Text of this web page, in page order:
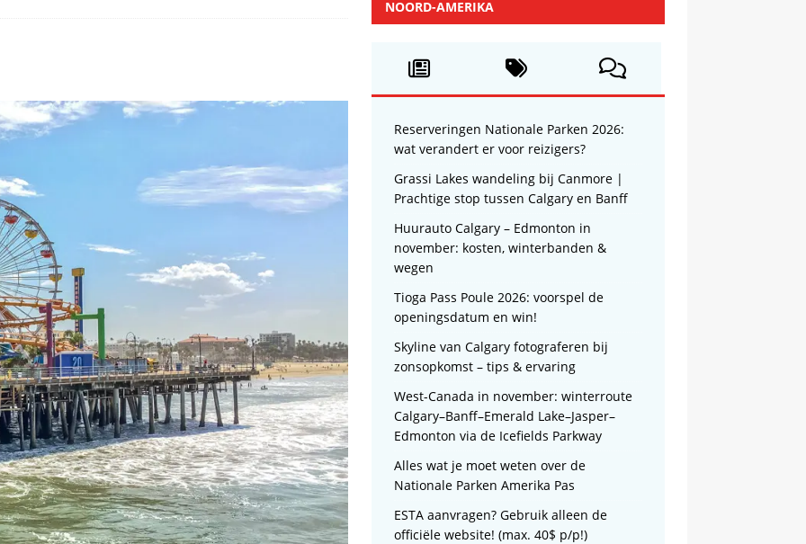
NOORD-AMERIKA
Reserveringen Nationale Parken 2026:
wat verandert er voor reizigers?
Grassi Lakes wandeling bij Canmore |
Prachtige stop tussen Calgary en Banff
Huurauto Calgary – Edmonton in
november: kosten, winterbanden &
wegen
Tioga Pass Poule 2026: voorspel de
openingsdatum en win!
Skyline van Calgary fotograferen bij
zonsopkomst – tips & ervaring
West-Canada in november: winterroute
Calgary–Banff–Emerald Lake–Jasper–
Edmonton via de Icefields Parkway
Alles wat je moet weten over de
Nationale Parken Amerika Pas
ESTA aanvragen? Gebruik alleen de
officiële website! (max. 40$ p/p!)